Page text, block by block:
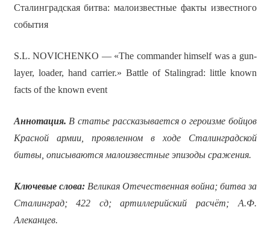
Сталинградская битва: малоизвестные факты известного
события
S.L. NOVICHENKO — «The commander himself was a gun-
layer, loader, hand carrier.» Battle of Stalingrad: little known
facts of the known event
Аннотация. В статье рассказывается о героизме бойцов
Красной армии, проявленном в ходе Сталинградской
битвы, описываются малоизвестные эпизоды сражения.
Ключевые слова:Великая Отечественная война; битва за
Сталинград; 422 сд; артиллерийский расчёт; А.Ф.
Алеканцев.